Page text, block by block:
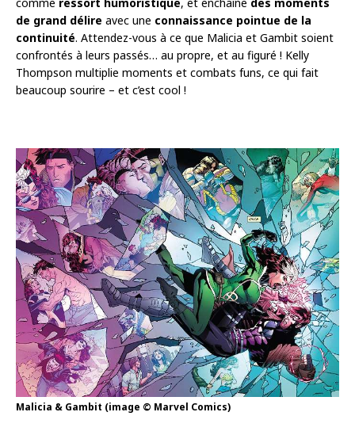
de grand délire avec une connaissance pointue de la
continuité. Attendez-vous à ce que Malicia et Gambit soient
confrontés à leurs passés… au propre, et au figuré ! Kelly
Thompson multiplie moments et combats funs, ce qui fait
beaucoup sourire – et c’est cool !
Malicia & Gambit (image © Marvel Comics)